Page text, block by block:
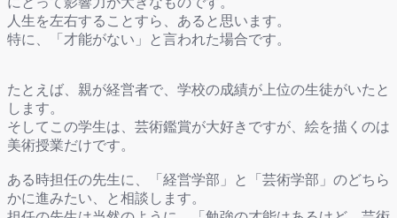
人生を左右することすら、あると思います。
特に、「才能がない」と言われた場合です。
たとえば、親が経営者で、学校の成績が上位の生徒がいたと
します。
そしてこの学生は、芸術鑑賞が大好きですが、絵を描くのは
美術授業だけです。
ある時担任の先生に、「経営学部」と「芸術学部」のどちら
かに進みたい、と相談します。